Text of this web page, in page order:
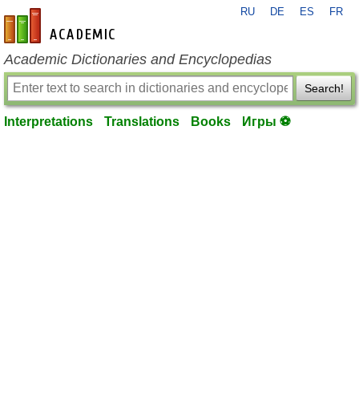
en-academic.com
RU DE ES FR
Academic Dictionaries and Encyclopedias
Search!
Interpretations Translations Books Игры ⚽